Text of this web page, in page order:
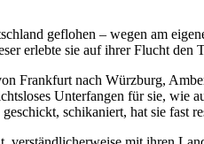
geflohen – wegen am
erlebte sie auf ihrer Flucht
Frankfurt nach Würzburg,
Unterfangen für sie, wie
schikaniert, hat sie fast